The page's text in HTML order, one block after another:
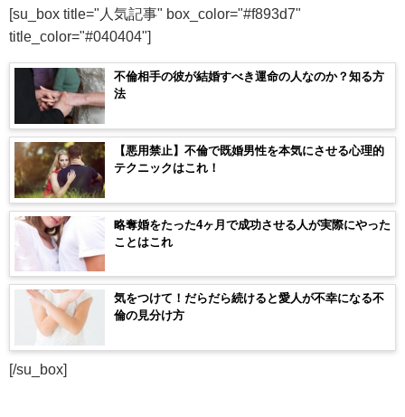
[su_box title="人気記事" box_color="#f893d7"
title_color="#040404"]
不倫相手の彼が結婚すべき運命の人なのか？知る方
法
【悪用禁止】不倫で既婚男性を本気にさせる心理的
テクニックはこれ！
略奪婚をたった4ヶ月で成功させる人が実際にやった
ことはこれ
気をつけて！だらだら続けると愛人が不幸になる不
倫の見分け方
[/su_box]